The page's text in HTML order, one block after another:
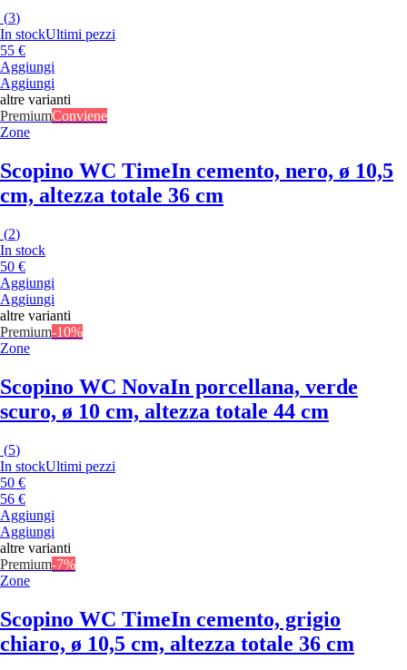
(3)
In stockUltimi pezzi
55 €
Aggiungi
Aggiungi
altre varianti
PremiumConviene
Zone
Scopino WC TimeIn cemento, nero, ø 10,5
cm, altezza totale 36 cm
(2)
In stock
50 €
Aggiungi
Aggiungi
altre varianti
Premium-10%
Zone
Scopino WC NovaIn porcellana, verde
scuro, ø 10 cm, altezza totale 44 cm
(5)
In stockUltimi pezzi
50 €
56 €
Aggiungi
Aggiungi
altre varianti
Premium-7%
Zone
Scopino WC TimeIn cemento, grigio
chiaro, ø 10,5 cm, altezza totale 36 cm